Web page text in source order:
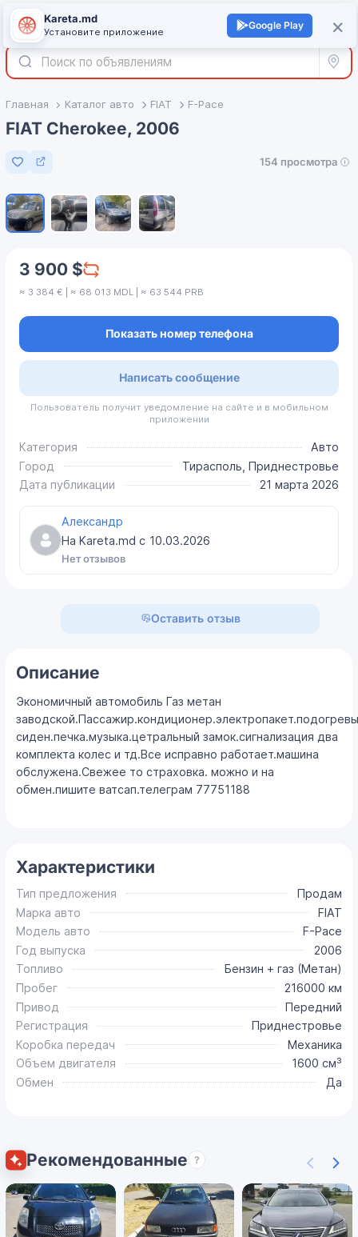
Войти +
Все
Главная Каталог авто FIAT F-Pace
FIAT Cherokee, 2006
Добавить в избранное
154 просмотра
3 900 $
≈ 3 384 € | ≈ 68 013 MDL | ≈ 63 544 PRB
Показать номер телефона
Написать сообщение
Пользователь получит уведомление на сайте и в мобильном
приложении
Категория
Авто
Город
Тирасполь, Приднестровье
Дата публикации
21 марта 2026
Александр
На Kareta.md с 10.03.2026
Нет отзывов
Оставить отзыв
Описание
Экономичный автомобиль Газ метан
сиден.печка.музыка.цетральный замок.сигнализация два
комплекта колес и тд.Все исправно работает.машина
обслужена.Свежее то страховка. можно и на
обмен.пишите ватсап.телеграм 77751188
Характеристики
Тип предложения
Продам
Марка авто
FIAT
Модель авто
F-Pace
Год выпуска
2006
Топливо
Бензин + газ (Метан)
Пробег
216000 км
Привод
Передний
Регистрация
Приднестровье
Коробка передач
Механика
Объем двигателя
1600 см³
Обмен
Да
Рекомендованные ?
×
Kareta.md
Установите приложение
Google Play